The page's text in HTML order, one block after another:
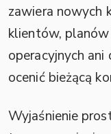
zawiera nowych
klientów,
operacyjnych
ocenić bieżącą
Wyjaśnienie